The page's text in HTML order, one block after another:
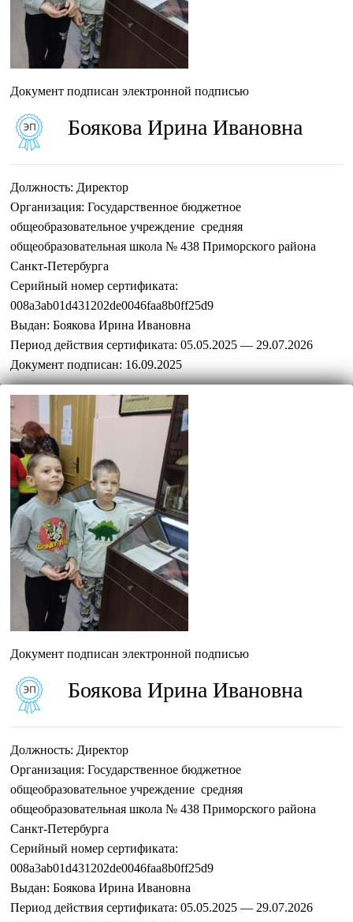
Документ подписан электронной подписью
Боякова Ирина Ивановна
Должность: Директор
Организация: Государственное бюджетное
общеобразовательное учреждение средняя
общеобразовательная школа № 438 Приморского района
Санкт-Петербурга
Серийный номер сертификата:
008a3ab01d431202de0046faa8b0ff25d9
Выдан: Боякова Ирина Ивановна
Период действия сертификата: 05.05.2025 — 29.07.2026
Документ подписан: 16.09.2025
Документ подписан электронной подписью
Боякова Ирина Ивановна
Должность: Директор
Организация: Государственное бюджетное
общеобразовательное учреждение средняя
общеобразовательная школа № 438 Приморского района
Санкт-Петербурга
Серийный номер сертификата:
008a3ab01d431202de0046faa8b0ff25d9
Выдан: Боякова Ирина Ивановна
Период действия сертификата: 05.05.2025 — 29.07.2026